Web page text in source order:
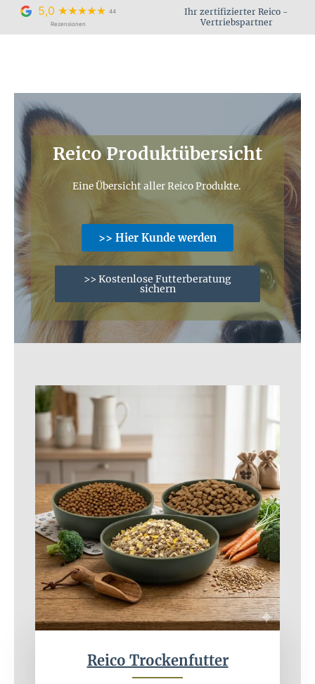
springen
5,0
44
Rezensionen
Ihr zertifizierter Reico -
Vertriebspartner
Reico Produktübersicht
Eine Übersicht aller Reico Produkte.
>> Hier Kunde werden
>> Kostenlose Futterberatung
sichern
Reico Trockenfutter